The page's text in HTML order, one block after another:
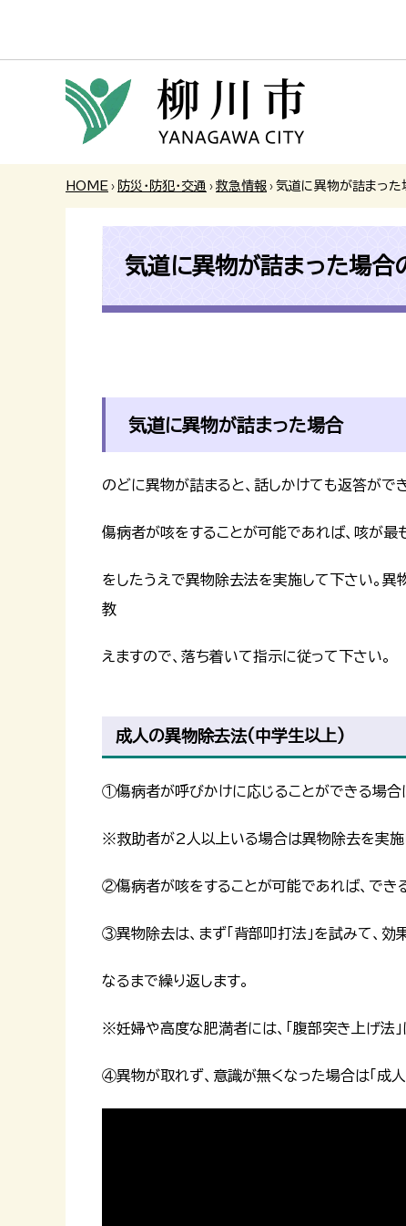
HOME › 防災・防犯・交通 › 救急情報 › 気道に異物が詰まった
気道に異物が詰まった場合
気道に異物が詰まった場合
のどに異物が詰まると、話しかけても返答がで
傷病者が咳をすることが可能であれば、咳が
をしたうえで異物除去法を実施して下さい。
教
えますので、落ち着いて指示に従って下さい。
成人の異物除去法(中学生以上)
①傷病者が呼びかけに応じることができる場合
※救助者が2人以上いる場合は異物除去を実施
②傷病者が咳をすることが可能であれば、でき
③異物除去は、まず「背部叩打法」を試みて、効
なるまで繰り返します。
※妊婦や高度な肥満者には、「腹部突き上げ法」
④異物が取れず、意識が無くなった場合は「成人